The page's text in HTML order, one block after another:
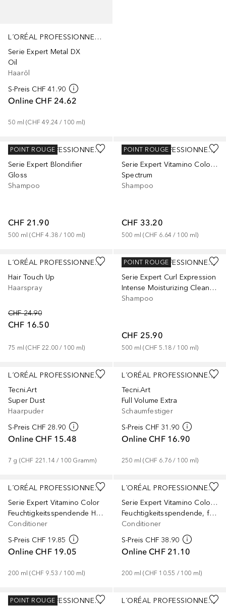
L´ORÉAL PROFESSIONNEL PARIS
Serie Expert Metal DX
Oil
Haaröl
S-Preis CHF 41.90
Online CHF 24.62
50 ml (CHF 49.24 / 100 ml)
L´ORÉAL PROFESSIONNEL PARIS
Serie Expert Blondifier
Gloss
Shampoo
CHF 21.90
500 ml (CHF 4.38 / 100 ml)
POINT ROUGE
L´ORÉAL PROFESSIONNEL PARIS
Serie Expert Vitamino Color Spectrum
Spectrum
Shampoo
CHF 33.20
500 ml (CHF 6.64 / 100 ml)
POINT ROUGE
L´ORÉAL PROFESSIONNEL PARIS
Hair Touch Up
Haarspray
CHF 24.90
CHF 16.50
75 ml (CHF 22.00 / 100 ml)
+ 1
L´ORÉAL PROFESSIONNEL PARIS
Serie Expert Curl Expression
Intense Moisturizing Cleansing Cream
Shampoo
CHF 25.90
500 ml (CHF 5.18 / 100 ml)
POINT ROUGE
L´ORÉAL PROFESSIONNEL PARIS
Tecni.Art
Super Dust
Haarpuder
S-Preis CHF 28.90
Online CHF 15.48
7 g (CHF 221.14 / 100 Gramm)
L´ORÉAL PROFESSIONNEL PARIS
Tecni.Art
Full Volume Extra
Schaumfestiger
S-Preis CHF 31.90
Online CHF 16.90
250 ml (CHF 6.76 / 100 ml)
L´ORÉAL PROFESSIONNEL PARIS
Serie Expert Vitamino Color
Feuchtigkeitsspendende Haarspülung für coloriertes Haar
Conditioner
S-Preis CHF 19.85
Online CHF 19.05
200 ml (CHF 9.53 / 100 ml)
L´ORÉAL PROFESSIONNEL PARIS
Serie Expert Vitamino Color Spectrum
Feuchtigkeitsspendende, farbauffrischende Spülung für coloriertes Haar
Conditioner
S-Preis CHF 38.90
Online CHF 21.10
200 ml (CHF 10.55 / 100 ml)
L´ORÉAL PROFESSIONNEL PARIS
POINT ROUGE L´ORÉAL PROFESSIONNEL PARIS